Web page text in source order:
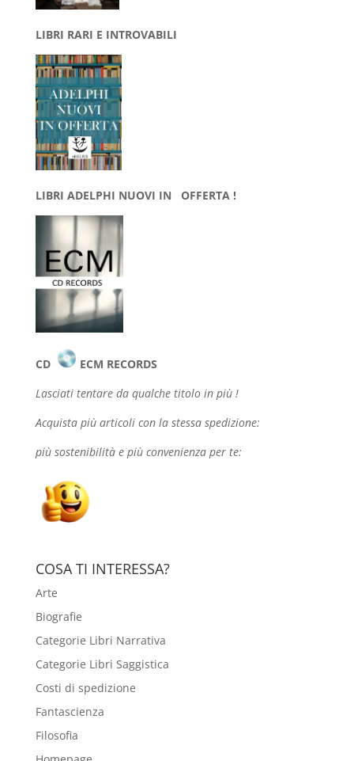
LIBRI RARI E INTROVABILI
LIBRI ADELPHI NUOVI IN OFFERTA !
CD
ECM RECORDS
Lasciati tentare da qualche titolo in più !
Acquista più articoli con la stessa spedizione:
più sostenibilità e più convenienza per te:
COSA TI INTERESSA?
Arte
Biografie
Categorie Libri Narrativa
Categorie Libri Saggistica
Costi di spedizione
Fantascienza
Filosofia